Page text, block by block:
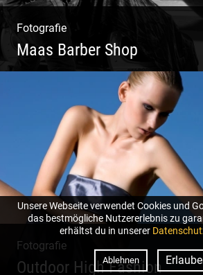
Fotografie
Maas Barber Shop
Coole Bartstyles | Haircut &
& Schnitt | Creating Men
Fotografie
Outdoor High Fashion
Unsere Webseite verwendet Cookies und
das bestmögliche Nutzererlebnis zu
erhältst du in unserer
Ablehnen